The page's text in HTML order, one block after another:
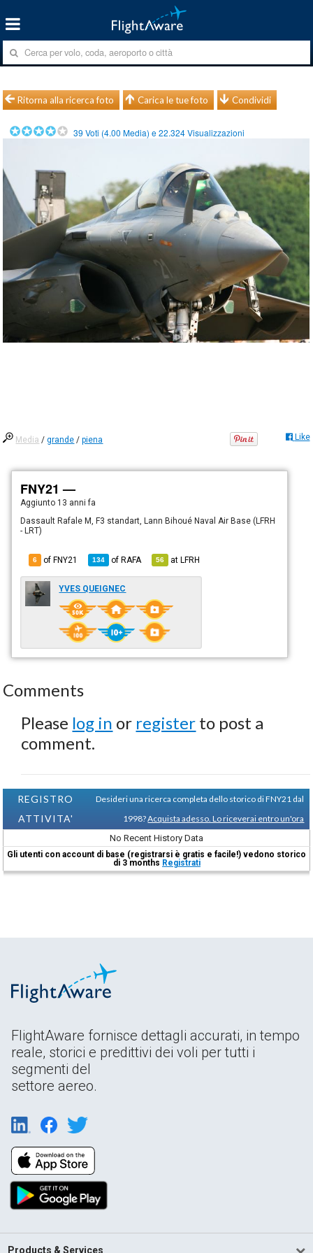
Ritorna alla ricerca foto Carica le tue foto Condividi
39 Voti (4.00 Media) e22.324Visualizzazioni
Media /grande /piena Like
FNY21 —
Aggiunto 13 anni fa
Dassault Rafale M, F3 standart, Lann Bihoué Naval Air Base (LFRH
- LRT)
6 of FNY21 134 ofRAFA 56 atLFRH
YVES QUEIGNEC
Comments
Please log in or register to post a
comment.
REGISTRO
ATTIVITA'
Desideri una ricerca completa dello storico di FNY21 dal
1998?Acquista adesso. Lo riceverai entro un'ora
No Recent History Data
Gli utenti con account di base (registrarsi è gratis e facile!) vedono storico
di 3 months Registrati
FlightAware fornisce dettagli accurati, in tempo
reale, storici e predittivi dei voli per tutti i
segmenti del
settore aereo.
Products & Services